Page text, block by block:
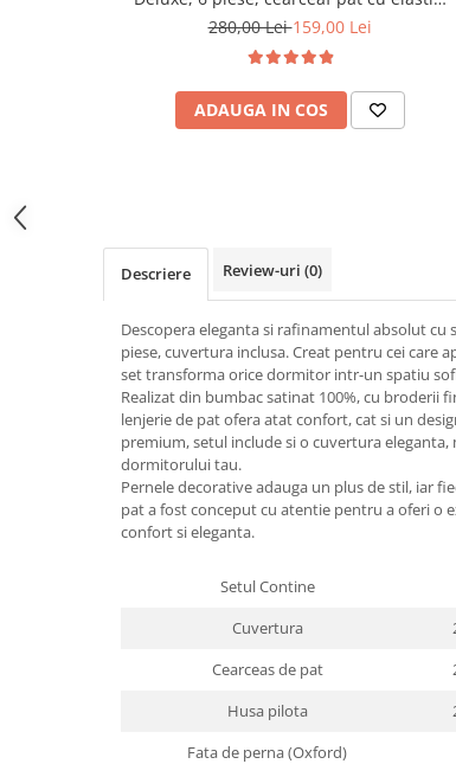
Alb
280,00 Lei159,00 Lei
ADAUGA IN COS
Descriere Review-uri (0)
Descopera eleganta si rafinamentul absolut cu
piese, cuvertura inclusa. Creat pentru cei care
set transforma orice dormitor intr-un spatiu
Realizat din bumbac satinat 100%, cu broderii
lenjerie de pat ofera atat confort, cat si un
premium, setul include si o cuvertura
dormitorului tau.
Pernele decorative adauga un plus de stil, iar
pat a fost conceput cu atentie pentru a oferi o
confort si eleganta.
Setul Contine
Cuvertura
Cearceas de pat
Husa pilota
Fata de perna (Oxford)